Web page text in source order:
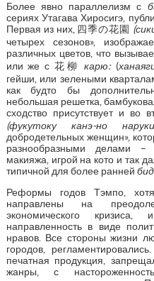
Более явно параллелизм с
сериях Утагава Хиросигэ,
Первая из них, 四季の花園
четырех сезонов»,
различных цветов, что
или же с 花柳 карю: (
гейши, или зелеными
как будто бы
небольшая решетка,
сходство присутствует и
(фукутоку канэ-но
добродетельных женщин»,
разнообразными делами –
макияжа, игрой на кото и так
типичной для более ранней
Реформы годов Тэмпо,
направлены на
экономического
направленность в виде
нравов. Все стороны жизни
городов,
печатная продукция,
жанры, с